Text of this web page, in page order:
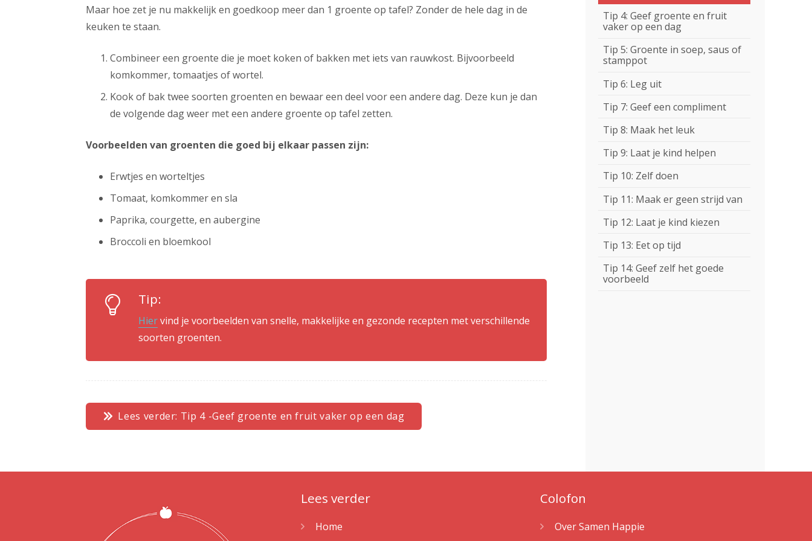
Maar hoe zet je nu makkelijk en goedkoop meer dan 1 groente op tafel? Zonder de hele dag in de
keuken te staan.
Combineer een groente die je moet koken of bakken met iets van rauwkost. Bijvoorbeeld
komkommer, tomaatjes of wortel.
Kook of bak twee soorten groenten en bewaar een deel voor een andere dag. Deze kun je dan
de volgende dag weer met een andere groente op tafel zetten.
Voorbeelden van groenten die goed bij elkaar passen zijn:
Erwtjes en worteltjes
Tomaat, komkommer en sla
Paprika, courgette, en aubergine
Broccoli en bloemkool
Tip:
Hiervind je voorbeelden van snelle, makkelijke en gezonde recepten met verschillende
soorten groenten.
Lees verder: Tip 4 -Geef groente en fruit vaker op een dag
Tip 4: Geef groente en fruit
vaker op een dag
Tip 5: Groente in soep, saus of
stamppot
Tip 6: Leg uit
Tip 7: Geef een compliment
Tip 8: Maak het leuk
Tip 9: Laat je kind helpen
Tip 10: Zelf doen
Tip 11: Maak er geen strijd van
Tip 12: Laat je kind kiezen
Tip 13: Eet op tijd
Tip 14: Geef zelf het goede
voorbeeld
Lees verder
Home
Colofon
Over Samen Happie